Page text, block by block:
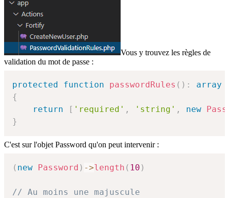
Vous y trouvez les règles de
validation du mot de passe :
protected function passwordRules ( ) :
array
{
return
[ 'required' , 'string' , new
}
C'est sur l'objet Password qu'on peut intervenir :
( new Password ) ->length ( 10 )
// Au moins une majuscule